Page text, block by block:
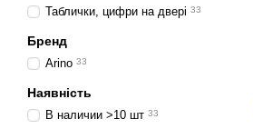
Таблички, цифри на двері 33
Бренд
Arino 33
Наявність
В наличии >10 шт 33